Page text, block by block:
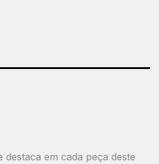
destaca em cada peça deste